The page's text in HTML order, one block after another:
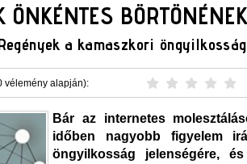
ÖNKÉNTES
a kamaszkori
vélemény alapján):
Bár az internetes
időben nagyobb figyelem
öngyilkosság jelenségére,